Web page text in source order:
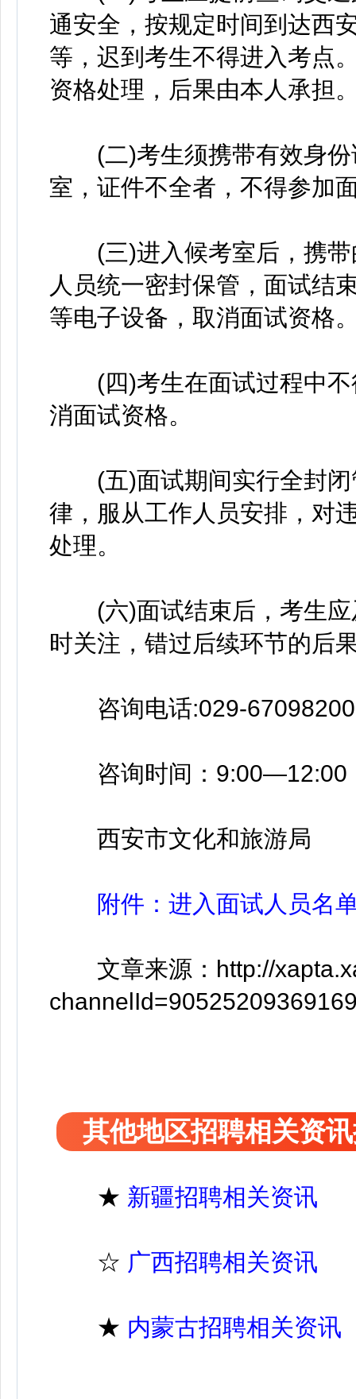
通安全，按规定时间到达西
等，迟到考生不得进入考点
资格处理，后果由本人承担
(二)考生须携带有效身份
室，证件不全者，不得参加
(三)进入候考室后，携带
人员统一密封保管，面试结
等电子设备，取消面试资格
(四)考生在面试过程中不
消面试资格。
(五)面试期间实行全封闭
律，服从工作人员安排，对
处理。
(六)面试结束后，考生应
时关注，错过后续环节的后
咨询电话:029-
咨询时间：9:00—12:00
西安市文化和旅游局
附件：进入面试人员名
文章来源：http://
其他地区招聘相关资
★ 新疆招聘相关资讯
☆ 广西招聘相关资讯
★ 内蒙古招聘相关资讯